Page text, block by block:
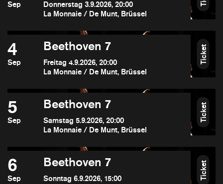
Sep
Donnerstag 3.9.2026, 20:00
La Monnaie / De Munt, Brüssel
4
Sep
Beethoven 7
Freitag 4.9.2026, 20:00
La Monnaie / De Munt, Brüssel
Ticket
5
Sep
Beethoven 7
Samstag 5.9.2026, 20:00
La Monnaie / De Munt, Brüssel
Ticket
6
Sep
Beethoven 7
Sonntag 6.9.2026, 15:00
Ticket